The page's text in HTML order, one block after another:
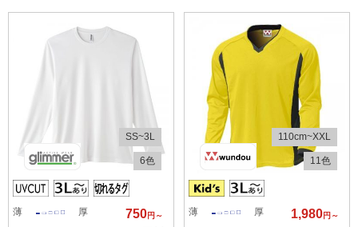
6色
SS~3L
薄 厚 750円～
11色
110cm~XXL
薄 厚 1,980円～